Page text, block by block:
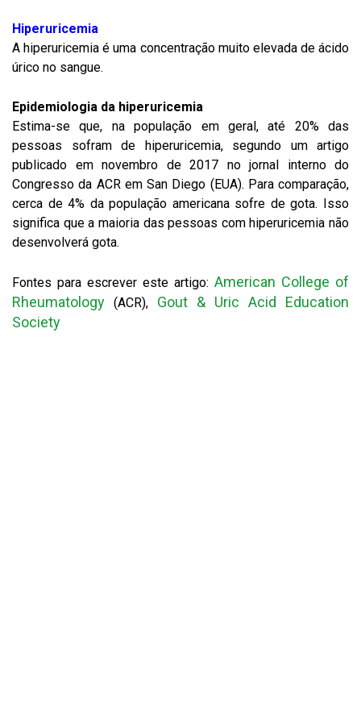
Hiperuricemia
A hiperuricemia é uma concentração muito elevada de ácido
úrico no sangue.
Epidemiologia da hiperuricemia
Estima-se que, na população em geral, até 20% das
pessoas sofram de hiperuricemia, segundo um artigo
publicado em novembro de 2017 no jornal interno do
Congresso da ACR em San Diego (EUA). Para comparação,
cerca de 4% da população americana sofre de gota. Isso
significa que a maioria das pessoas com hiperuricemia não
desenvolverá gota.
Fontes para escrever este artigo: American College of
Rheumatology (ACR), Gout & Uric Acid Education
Society